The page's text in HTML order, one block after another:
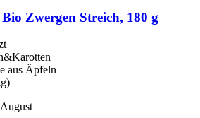
Bio Zwergen Streich, 180 g
aus Äpfeln